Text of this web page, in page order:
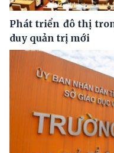
Phát triển đô thị
duy quản trị mới